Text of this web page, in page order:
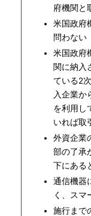
府機関と
米国政府
問わない
米国政府
関に納入
ている2
入企業か
を利用し
いれば取
外資企業
部の了承
下にある
通信機器
く、スマ
施行まで